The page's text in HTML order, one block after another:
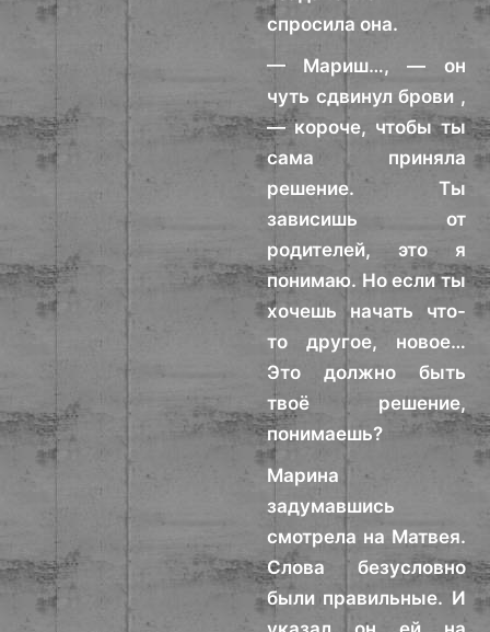
спросила она.
— Мариш…, — он
чуть сдвинул брови ,
— короче, чтобы ты
сама приняла
решение. Ты
зависишь от
родителей, это я
понимаю. Но если ты
хочешь начать что-
то другое, новое…
Это должно быть
твоё решение,
понимаешь?
Марина
задумавшись
смотрела на Матвея.
Слова безусловно
были правильные. И